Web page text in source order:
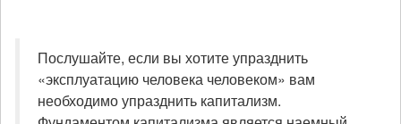
Послушайте, если вы хотите упразднить
«эксплуатацию человека человеком» вам
необходимо упразднить капитализм.